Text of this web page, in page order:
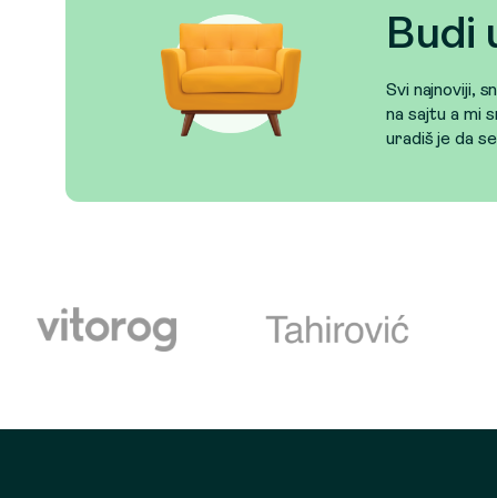
Budi
Svi najnoviji,
na sajtu a mi
uradiš je da